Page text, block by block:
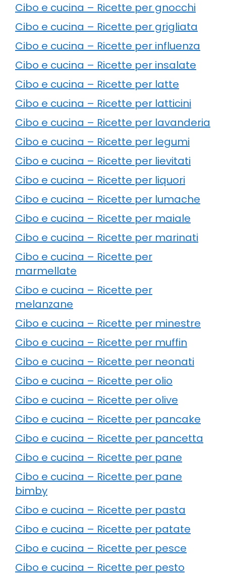
Cibo e cucina – Ricette per gnocchi
Cibo e cucina – Ricette per grigliata
Cibo e cucina – Ricette per influenza
Cibo e cucina – Ricette per insalate
Cibo e cucina – Ricette per latte
Cibo e cucina – Ricette per latticini
Cibo e cucina – Ricette per lavanderia
Cibo e cucina – Ricette per legumi
Cibo e cucina – Ricette per lievitati
Cibo e cucina – Ricette per liquori
Cibo e cucina – Ricette per lumache
Cibo e cucina – Ricette per maiale
Cibo e cucina – Ricette per marinati
Cibo e cucina – Ricette per
marmellate
Cibo e cucina – Ricette per
melanzane
Cibo e cucina – Ricette per minestre
Cibo e cucina – Ricette per muffin
Cibo e cucina – Ricette per neonati
Cibo e cucina – Ricette per olio
Cibo e cucina – Ricette per olive
Cibo e cucina – Ricette per pancake
Cibo e cucina – Ricette per pancetta
Cibo e cucina – Ricette per pane
Cibo e cucina – Ricette per pane
bimby
Cibo e cucina – Ricette per pasta
Cibo e cucina – Ricette per patate
Cibo e cucina – Ricette per pesce
Cibo e cucina – Ricette per pesto